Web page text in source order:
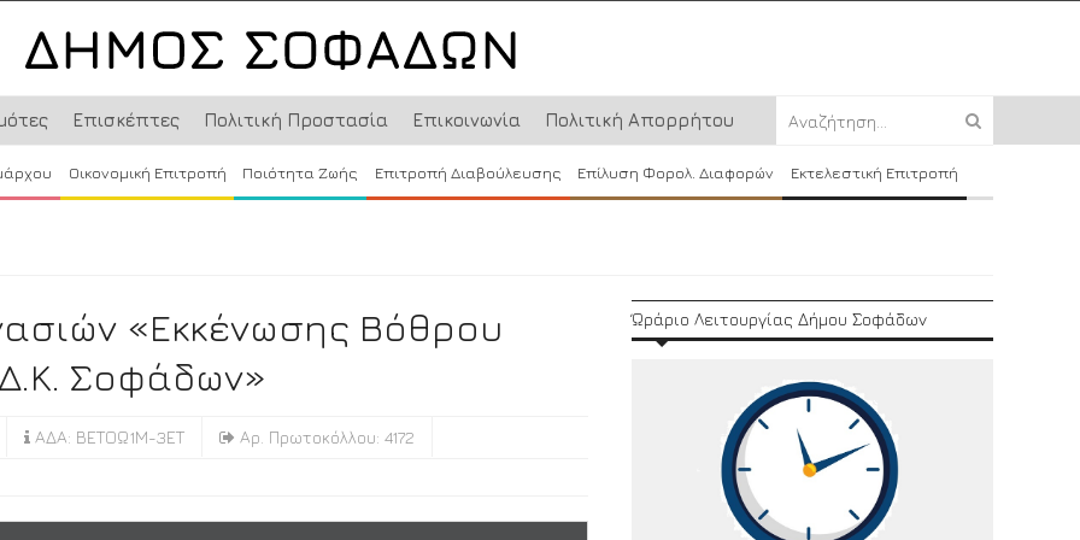
Επισκέπτες Πολιτική Προστασία Επικοινωνία Πολιτική Απορρήτου
Οικονομική Επιτροπή Ποιότητα Ζωής Επιτροπή Διαβούλευσης Επίλυση Φορολ. Διαφορών Εκτελεστική Επιτροπή
«Εκκένωσης Βόθρου
Σοφάδων»
ΑΔΑ: ΒΕΤΟΩ1Μ-3ΕΤ Αρ. Πρωτοκόλλου: 4172
Ώράριο Λειτουργίας Δήμου Σοφάδων